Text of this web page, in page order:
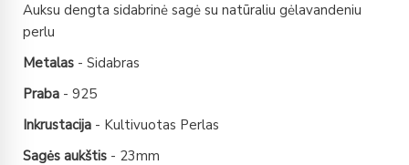
Auksu dengta sidabrinė sagė su natūraliu gėlavandeniu
perlu
Metalas - Sidabras
Praba - 925
Inkrustacija - Kultivuotas Perlas
Sagės aukštis - 23mm